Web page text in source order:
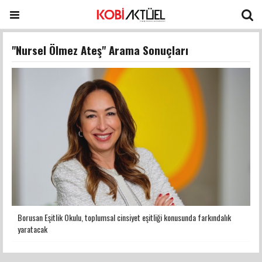
"Nursel Ölmez Ateş" Arama Sonuçları
Borusan Eşitlik Okulu, toplumsal cinsiyet eşitliği konusunda farkındalık
yaratacak